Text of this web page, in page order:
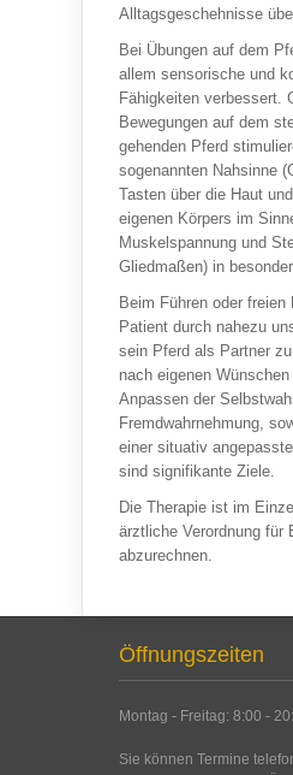
Alltagsgeschehnisse
Bei Übungen auf dem
allem sensorische und
Fähigkeiten verbessert.
Bewegungen auf dem
gehenden Pferd
sogenannten Nahsinne
Tasten über die Haut
eigenen Körpers im
Muskelspannung und
Gliedmaßen) in
Beim Führen oder freien
Patient durch nahezu
sein Pferd als Partner
nach eigenen
Anpassen der
Fremdwahrnehmung,
einer situativ
sind signifikante Ziele.
Die Therapie ist im
ärztliche Verordnung für
abzurechnen.
Öffnungszeiten
Montag - Freitag: 8:00 -
Sie können Termine